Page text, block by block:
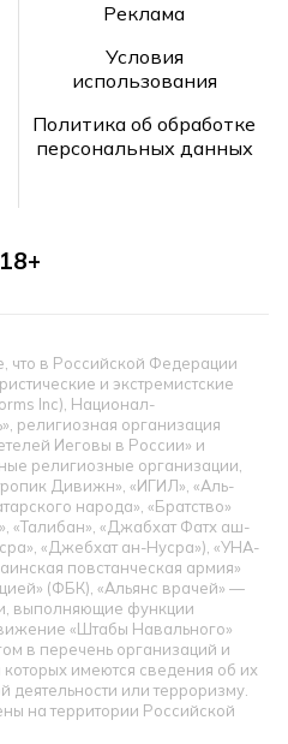
Реклама
Условия
использования
Политика об обработке
персональных данных
18+
что в Российской Федерации
и экстремистские
Inc), Национал-
религиозная организация
Иеговы в России» и
религиозные организации,
Дивижн», «ИГИЛ», «Аль-
народа», «Братство»
«Талибан», «Джабхат Фатх аш-
«Джебхат ан-Нусра»), «УНА-
повстанческая армия»
(ФБК), «Альянс врачей» —
выполняющие функции
«Штабы Навального»
в перечень организаций и
имеются сведения об их
деятельности или терроризму.
на территории Российской